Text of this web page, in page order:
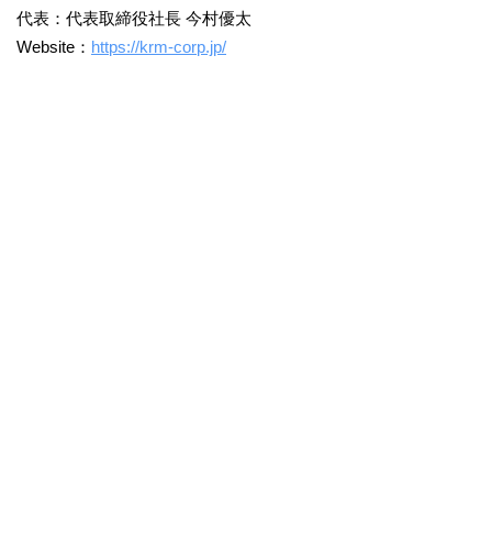
代表：代表取締役社長 今村優太
Website： https://krm-corp.jp/